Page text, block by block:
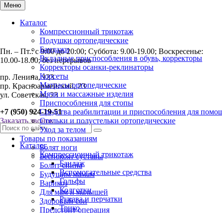
Меню
Каталог
Компрессионный трикотаж
Подушки ортопедические
Бандажи
Вкладные приспособления в обувь, корректоры
Корректоры осанки-реклинаторы
Корсеты
Матрасы ортопедические
Мячи и массажные изделия
Приспособления для стопы
Средства реабилитации и приспособления для
Стельки и полустельки ортопедические
Уход за телом
Товары по показаниям
Болят ноги
Беспокоят суставы
Болит спина
Будущим мамам
Варикоз
Для мам и малышей
Здоровый сон
Предстоит операция
Пн. – Пт.: с 9:00 до 20:00; Суббота: 9.00-19.00; Воскресенье:
10.00-18.00; без перерывов
пр. Ленина, 123
пр. Красноармейский, 23
ул. Советская, 23
+7 (950) 924-19-51
Заказать звонок
Каталог
Компрессионный трикотаж
Бандаж
Вспомогательные средства
Гольфы
Колготки
Рукава и перчатки
Трико